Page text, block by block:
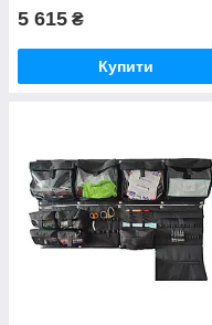
5 615 ₴
Купити